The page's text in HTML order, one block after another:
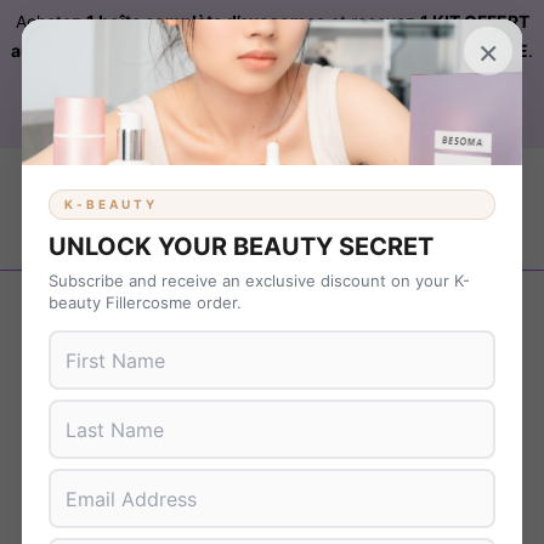
Achetez1 boîte complète d’exosomeset recevez1 KIT OFFERT
automatiquement ajouté à votre commande sur FILLERCOSME.
Livraison OFFERTE KBEAUTYdès 899 € d’achat. Code :
B37NS7T9
Revenir en arrière
Promo !
×
K-BEAUTY
UNLOCK YOUR BEAUTY SECRET
Subscribe and receive an exclusive discount on your K-
beauty Fillercosme order.